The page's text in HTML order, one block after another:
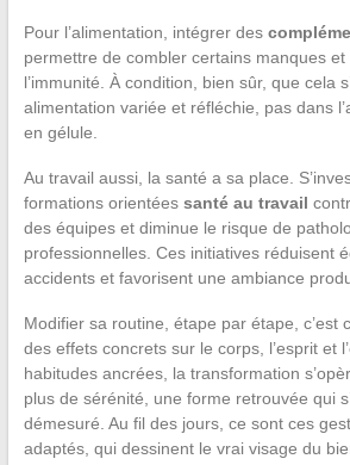
Pour l’alimentation, intégrer des
permettre de combler certains manques
l’immunité. À condition, bien sûr, que cela
alimentation variée et réfléchie, pas dans
en gélule.
Au travail aussi, la santé a sa place.
formations orientées santé au travail
des équipes et diminue le risque de
professionnelles. Ces initiatives réduisent
accidents et favorisent une ambiance
Modifier sa routine, étape par étape, c’est
des effets concrets sur le corps, l’esprit et
habitudes ancrées, la transformation
plus de sérénité, une forme retrouvée qui
démesuré. Au fil des jours, ce sont ces
adaptés, qui dessinent le vrai visage du